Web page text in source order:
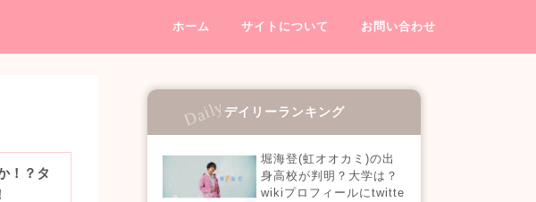
ホーム サイトについて お問い合わせ
！？タ
デイリーランキング
堀海登(虹オオカミ)の出
身高校が判明？大学は？
wikiプロフィールにtwitte